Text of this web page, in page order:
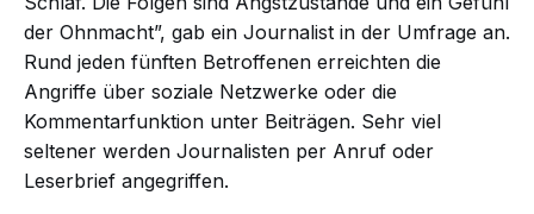
der Ohnmacht”, gab ein Journalist in der Umfrage an.
Rund jeden fünften Betroffenen erreichten die
Angriffe über soziale Netzwerke oder die
Kommentarfunktion unter Beiträgen. Sehr viel
seltener werden Journalisten per Anruf oder
Leserbrief angegriffen.